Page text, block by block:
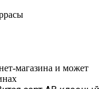
магазина и может